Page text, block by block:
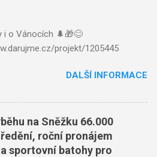
i o Vánocích 🌲🎁😊
projekt/1205445
DALŠÍ INFORMACE
na Sněžku 66.000
roční pronájem
sportovní batohy pro